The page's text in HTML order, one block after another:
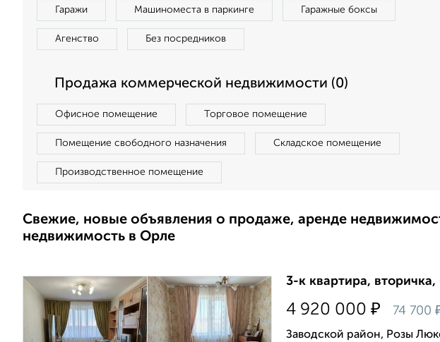
Гаражи Машиноместа в паркинге Гаражные боксы
Агенство Без посредников
Продажа коммерческой недвижимости (0)
Офисное помещение Торговое помещение
Помещение свободного назначения Складское помещение
Производственное помещение
Свежие, новые объявления о продаже, аренде
недвижимость в Орле
3-к квартира,
4 920 000 ₽ 74 700
Заводской район, Розы